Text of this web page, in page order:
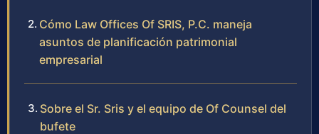
Cómo Law Offices Of SRIS, P.C. maneja
asuntos de planificación patrimonial
empresarial
Sobre el Sr. Sris y el equipo de Of Counsel del
bufete